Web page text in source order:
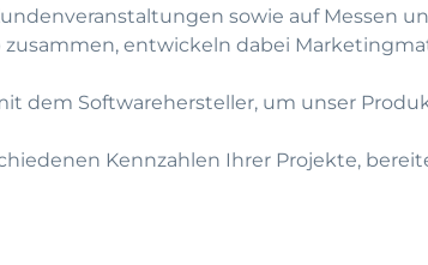
sowie auf Messen
entwickeln dabei
dem Softwarehersteller, um unser
Kennzahlen Ihrer Projekte,